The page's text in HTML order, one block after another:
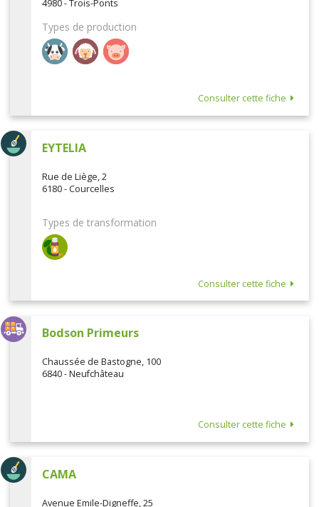
4980 - Trois-Ponts
Types de production
Consulter cette fiche
EYTELIA
Rue de Liège, 2
6180 - Courcelles
Types de transformation
Consulter cette fiche
Bodson Primeurs
Chaussée de Bastogne, 100
6840 - Neufchâteau
Consulter cette fiche
CAMA
Avenue Emile-Digneffe, 25